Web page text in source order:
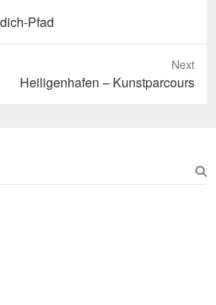
Pfad
Next
Heiligenhafen – Kunstparcours